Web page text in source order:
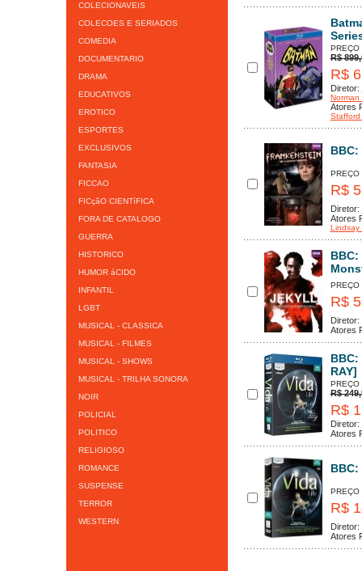
COLECIONAVEIS
COLECOES E SERIADOS
COMEDIA
DOCUMENTARIO
DRAMA
EDUCATIVOS
EROTICO
ESPORTES
EXCLUSIVOS
FANTASIA
FICCAO
FICçãO CIENTíFICA
FORA DE CATALOGO
GUERRA
HISTORICO
HUMOR áCIDO
INFANTIL
LGBT
MUSICAL - CLASSICA
MUSICAL - FILMES
MUSICAL - SHOWS
MUSICAL - TRILHA SONORA
NOIR
POLICIAL
POLITICO
RELIGIOSO
ROMANCE
SUSPENSE
TERROR
WESTERN
PREÇO
R$
R$
Diretor:
Norman
Atores
Stafford
PREÇO
R$
Diretor:
Atores
Lindsay
PREÇO
R$
Diretor:
Atores
RAY]
PREÇO
R$
R$
Diretor:
Atores
PREÇO
R$
Diretor:
Atores